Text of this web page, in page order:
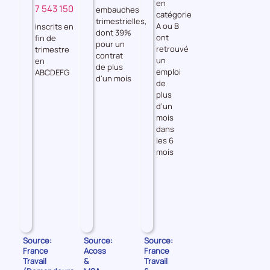
d'emploi
VILAINE
FRANCE
7 543 150
inscrits en
fin de
trimestre
en
ABCDEFG
Source:
France
Travail
embauches
trimestrielles,
dont 39%
pour un
contrat
de plus
d'un mois
Source:
Acoss
&
en
catégorie
A ou B
ont
retrouvé
un
emploi
de
plus
d’un
mois
dans
les 6
mois
Source:
France
Travail